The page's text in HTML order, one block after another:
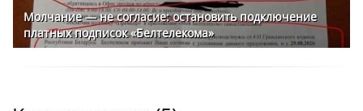
Молчание — не согласие: остановить подключение
платных подписок «Белтелекома»